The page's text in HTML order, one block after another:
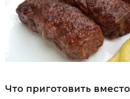
Что приготовить